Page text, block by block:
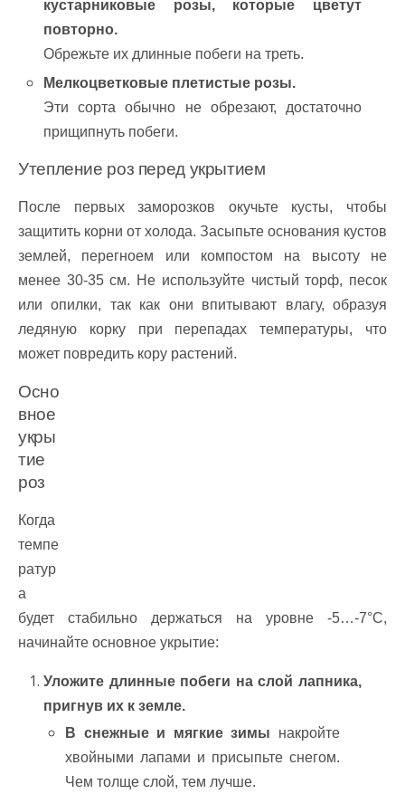
кустарниковые розы, которые цветут
повторно.
Обрежьте их длинные побеги на треть.
Мелкоцветковые плетистые розы.
Эти сорта обычно не обрезают, достаточно
прищипнуть побеги.
Утепление роз перед укрытием
После первых заморозков окучьте кусты, чтобы
защитить корни от холода. Засыпьте основания кустов
землей, перегноем или компостом на высоту не
менее 30-35 см. Не используйте чистый торф, песок
или опилки, так как они впитывают влагу, образуя
ледяную корку при перепадах температуры, что
может повредить кору растений.
Осно
вное
укры
тие
роз
Когда
темпе
ратур
а
будет стабильно держаться на уровне -5…-7°C,
начинайте основное укрытие:
Уложите длинные побеги на слой лапника,
пригнув их к земле.
В снежные и мягкие зимы накройте
хвойными лапами и присыпьте снегом.
Чем толще слой, тем лучше.